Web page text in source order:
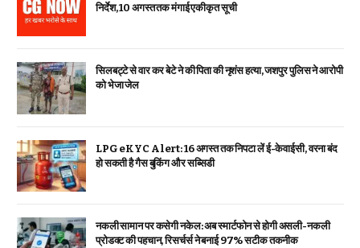
निर्देश, 10 अगस्त तक मंगाई एकीकृत सूची
सिलबट्टे से वार कर बेटे ने की पिता की नृशंस हत्या, जशपुर पुलिस ने आरोपी
को भेजा जेल
LPG eKYC Alert: 16 अगस्त तक निपटा लें ई-केवाईसी, वरना बंद
हो सकती है गैस बुकिंग और सब्सिडी
नकली सामान पर कसेगी नकेल: अब स्मार्टफोन से होगी असली-नकली
प्रोडक्ट की पहचान, रिसर्चर्स ने बनाई 97% सटीक तकनीक